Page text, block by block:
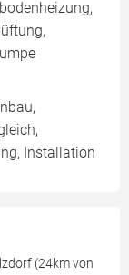
Installation
(24km von